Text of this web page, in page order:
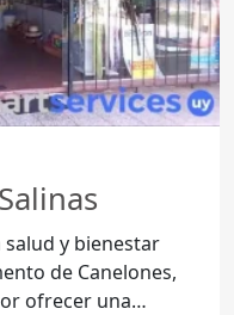
salud y bienestar
de Canelones,
ofrecer una